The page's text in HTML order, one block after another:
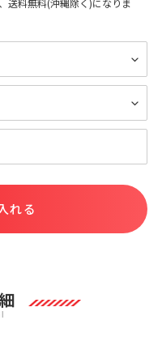
送料無料(沖縄除く)になりま
れる